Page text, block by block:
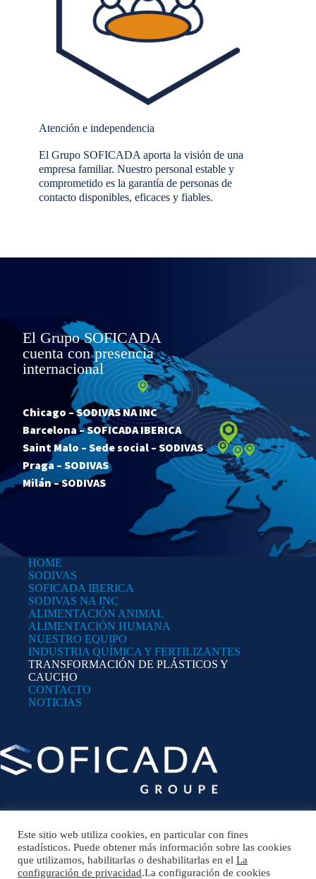
Atención e independencia
El Grupo SOFICADA aporta la visión de una
empresa familiar. Nuestro personal estable y
comprometido es la garantía de personas de
contacto disponibles, eficaces y fiables.
El Grupo SOFICADA
cuenta con presencia
internacional
Chicago – SODIVAS NA INC
Barcelona – SOFICADA IBERICA
Saint Malo – Sede social – SODIVAS
Praga – SODIVAS
Milán – SODIVAS
HOME
SODIVAS
SOFICADA IBERICA
SODIVAS NA INC
ALIMENTACIÓN ANIMAL
ALIMENTACIÓN HUMANA
NUESTRO EQUIPO
INDUSTRIA QUÍMICA Y FERTILIZANTES
TRANSFORMACIÓN DE PLÁSTICOS Y
CAUCHO
CONTACTO
NOTICIAS
HEADQUARTER
15, rue Claude Bernard 35400 SAINT-MALO –
France
Phone:
Este sitio web utiliza cookies, en particular con fines
estadísticos. Puede obtener más información sobre las cookies
que utilizamos, habilitarlas o deshabilitarlas en el La
configuración de privacidad.La configuración de cookies